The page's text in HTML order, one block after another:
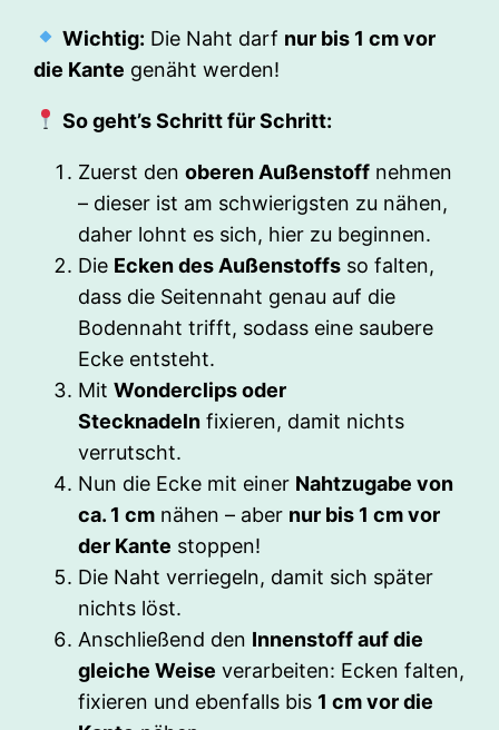
Wichtig: Die Naht darf nur bis 1 cm vor
die Kante genäht werden!
So geht’s Schritt für Schritt:
Zuerst denoberen Außenstoff nehmen
– dieser ist am schwierigsten zu nähen,
daher lohnt es sich, hier zu beginnen.
Die Ecken des Außenstoffs so falten,
dass die Seitennaht genau auf die
Bodennaht trifft, sodass eine saubere
Ecke entsteht.
MitWonderclips oder
Stecknadeln fixieren, damit nichts
verrutscht.
Nun die Ecke mit einer Nahtzugabe von
ca. 1 cm nähen – aber nur bis 1 cm vor
der Kante stoppen!
Die Naht verriegeln, damit sich später
nichts löst.
Anschließend den Innenstoff auf die
gleiche Weise verarbeiten: Ecken falten,
fixieren und ebenfalls bis 1 cm vor die